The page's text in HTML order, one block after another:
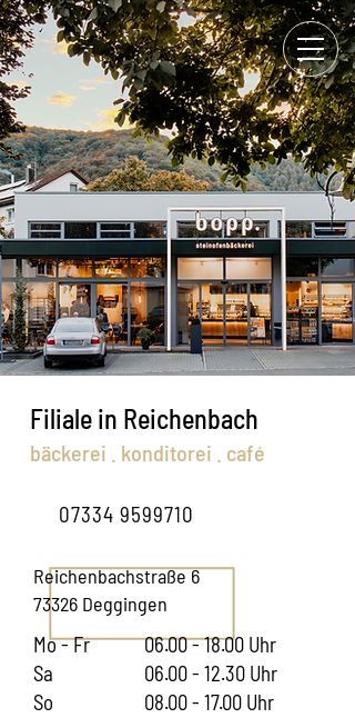
Zurück
Filiale in Reichenbach
bäckerei . konditorei . café
07334 9599710
Reichenbachstraße 6
73326 Deggingen
Mo - Fr
Sa
So
06.00 - 18.00 Uhr
06.00 - 12.30 Uhr
08.00 - 17.00 Uhr